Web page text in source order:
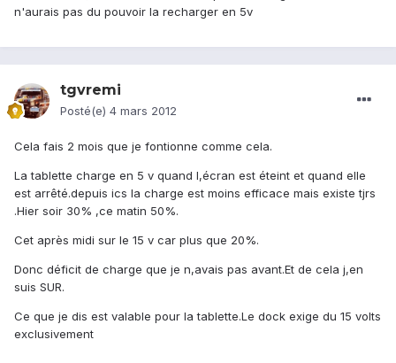
n'aurais pas du pouvoir la recharger en 5v
tgvremi
Posté(e) 4 mars 2012
Cela fais 2 mois que je fontionne comme cela.
La tablette charge en 5 v quand l,écran est éteint et quand elle
est arrêté.depuis ics la charge est moins efficace mais existe tjrs
.Hier soir 30% ,ce matin 50%.
Cet après midi sur le 15 v car plus que 20%.
Donc déficit de charge que je n,avais pas avant.Et de cela j,en
suis SUR.
Ce que je dis est valable pour la tablette.Le dock exige du 15 volts
exclusivement